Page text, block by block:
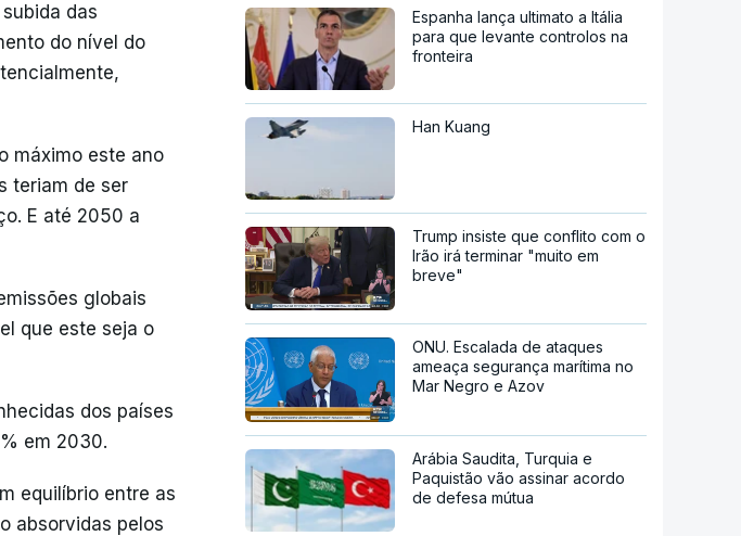
das
do nível do
máximo este ano
teriam de ser
E até 2050 a
globais
que este seja o
dos países
em 2030.
equilíbrio entre as
absorvidas pelos
Espanha lança ultimato a Itália
para que levante controlos na
fronteira
Han Kuang
Trump insiste que conflito com o
Irão irá terminar "muito em
breve"
ONU. Escalada de ataques
ameaça segurança marítima no
Mar Negro e Azov
Arábia Saudita, Turquia e
Paquistão vão assinar acordo
de defesa mútua